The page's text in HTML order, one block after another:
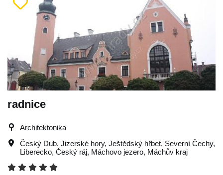
radnice
Architektonika
Český Dub, Jizerské hory, Ještědský hřbet, Severní Čechy,
Liberecko, Český ráj, Máchovo jezero, Máchův kraj